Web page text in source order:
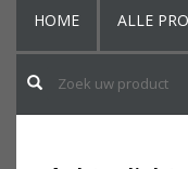
HOME ALLE